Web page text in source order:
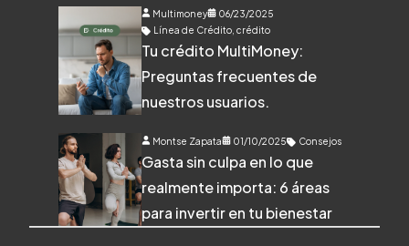
Multimoney
06/23/2025
Línea de Crédito ,crédito
Tu crédito MultiMoney:
Preguntas frecuentes de
nuestros usuarios.
Montse Zapata 01/10/2025 Consejos
Gasta sin culpa en lo que
realmente importa: 6 áreas
para invertir en tu bienestar